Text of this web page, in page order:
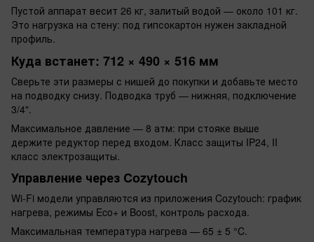
Пустой аппарат весит 26 кг, залитый водой — около 101 кг.
Это нагрузка на стену: под гипсокартон нужен закладной
профиль.
Куда встанет: 712 × 490 × 516 мм
Сверьте эти размеры с нишей до покупки и добавьте место
на подводку снизу. Подводка труб — нижняя, подключение
3/4".
Максимальное давление — 8 атм: при стояке выше
держите редуктор перед входом. Класс защиты IP24, II
класс электрозащиты.
Управление через Cozytouch
Wi-Fi модели управляются из приложения Cozytouch: график
нагрева, режимы Eco+ и Boost, контроль расхода.
Максимальная температура нагрева — 65 ± 5 °C.